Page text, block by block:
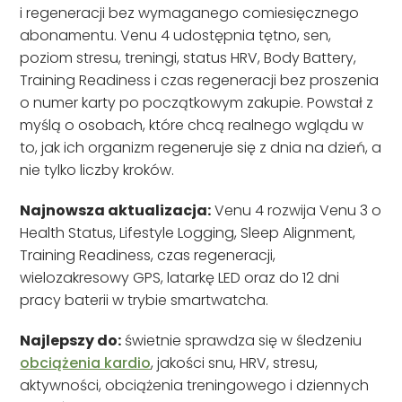
i regeneracji bez wymaganego comiesięcznego
abonamentu. Venu 4 udostępnia tętno, sen,
poziom stresu, treningi, status HRV, Body Battery,
Training Readiness i czas regeneracji bez proszenia
o numer karty po początkowym zakupie. Powstał z
myślą o osobach, które chcą realnego wglądu w
to, jak ich organizm regeneruje się z dnia na dzień, a
nie tylko liczby kroków.
Najnowsza aktualizacja:Venu 4 rozwija Venu 3 o
Health Status, Lifestyle Logging, Sleep Alignment,
Training Readiness, czas regeneracji,
wielozakresowy GPS, latarkę LED oraz do 12 dni
pracy baterii w trybie smartwatcha.
Najlepszy do: świetnie sprawdza się w śledzeniu
obciążenia kardio, jakości snu, HRV, stresu,
aktywności, obciążenia treningowego i dziennych